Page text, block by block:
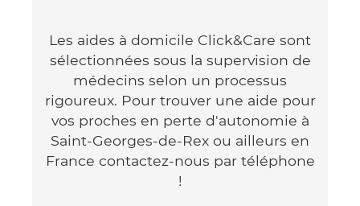
Les aides à domicile Click&Care sont
sélectionnées sous la supervision de
médecins selon un processus
rigoureux. Pour trouver une aide pour
vos proches en perte d'autonomie à
Saint-Georges-de-Rex ou ailleurs en
France contactez-nous par téléphone
!